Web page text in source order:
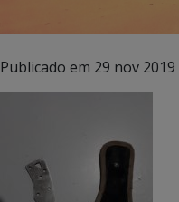
Publicado em 29 nov 2019